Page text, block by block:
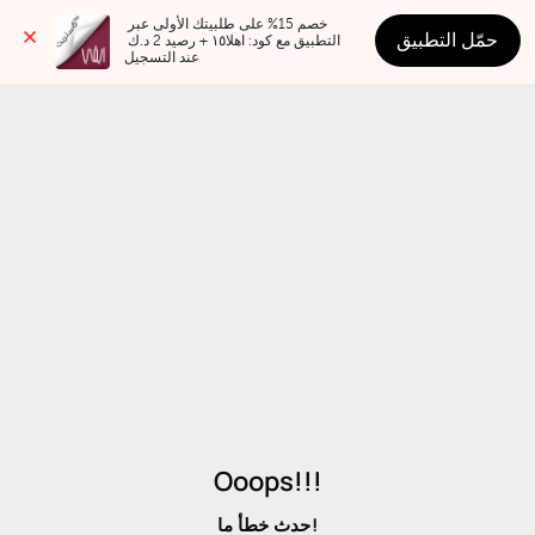
عند التسجيل
حمّل التطبيق
Ooops!!!
حدث خطأ ما!